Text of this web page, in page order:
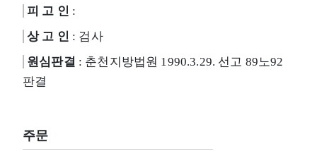
피 고 인 :
상 고 인 : 검사
원심판결 : 춘천지방법원 1990.3.29. 선고 89노92
판결
주문